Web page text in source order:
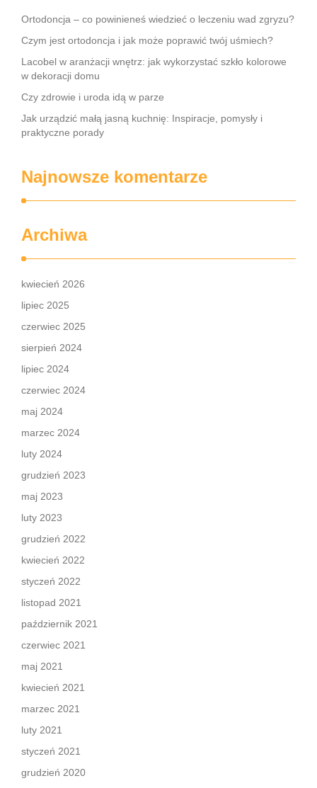
Ortodoncja – co powinieneś wiedzieć o leczeniu wad zgryzu?
Czym jest ortodoncja i jak może poprawić twój uśmiech?
Lacobel w aranżacji wnętrz: jak wykorzystać szkło kolorowe
w dekoracji domu
Czy zdrowie i uroda idą w parze
Jak urządzić małą jasną kuchnię: Inspiracje, pomysły i
praktyczne porady
Najnowsze komentarze
Archiwa
kwiecień 2026
lipiec 2025
czerwiec 2025
sierpień 2024
lipiec 2024
czerwiec 2024
maj 2024
marzec 2024
luty 2024
grudzień 2023
maj 2023
luty 2023
grudzień 2022
kwiecień 2022
styczeń 2022
listopad 2021
październik 2021
czerwiec 2021
maj 2021
kwiecień 2021
marzec 2021
luty 2021
styczeń 2021
grudzień 2020